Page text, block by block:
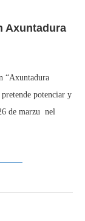
Axuntadura
“Axuntadura
potenciar y
de marzu nel